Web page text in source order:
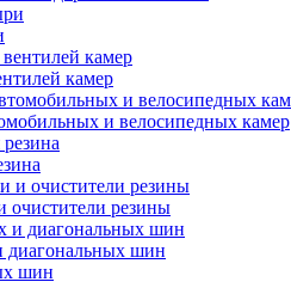
камер
и велосипедных камер
резины
диагональных шин